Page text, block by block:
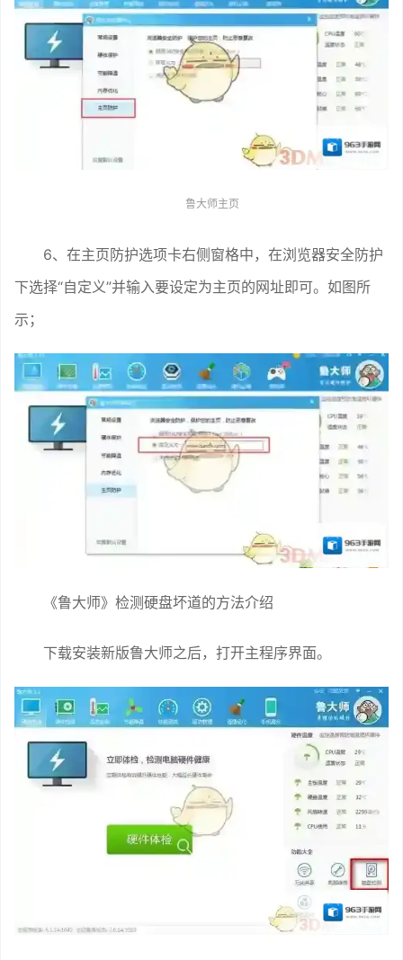
鲁大师主页
6、在主页防护选项卡右侧窗格中，在浏览器安全防护
下选择“自定义”并输入要设定为主页的网址即可。如图所
示；
《鲁大师》检测硬盘坏道的方法介绍
下载安装新版鲁大师之后，打开主程序界面。